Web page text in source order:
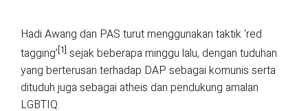
Hadi Awang dan PAS turut menggunakan taktik ‘red
tagging’[1] sejak beberapa minggu lalu, dengan tuduhan
yang berterusan terhadap DAP sebagai komunis serta
dituduh juga sebagai atheis dan pendukung amalan
LGBTIQ.